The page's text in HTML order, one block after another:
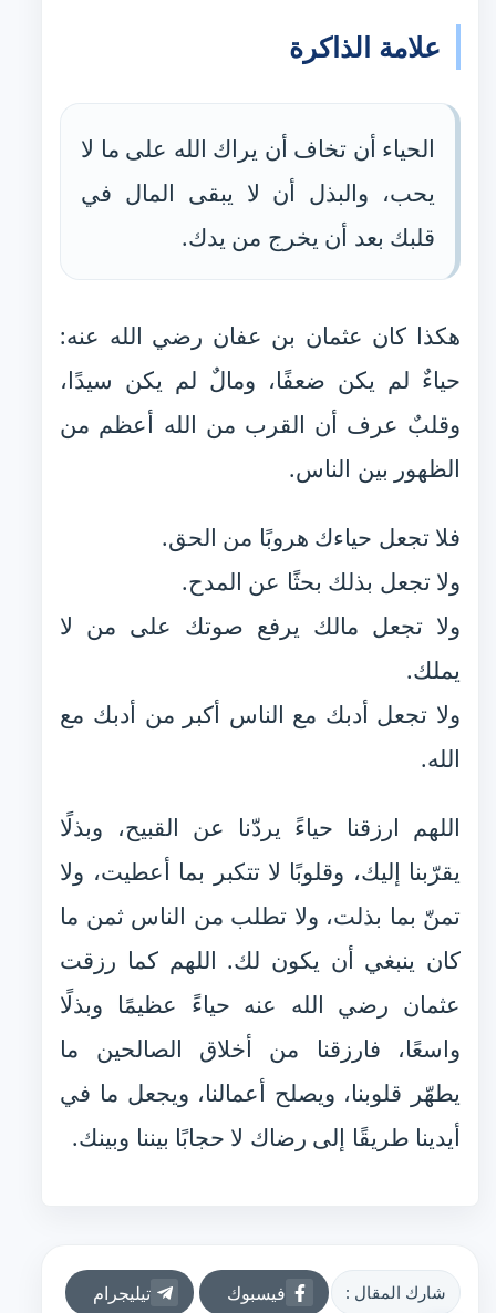
علامة الذاكرة
الحياء أن تخاف أن يراك الله على ما لا
يحب، والبذل أن لا يبقى المال في
قلبك بعد أن يخرج من يدك.
هكذا كان عثمان بن عفان رضي الله عنه:
حياءٌ لم يكن ضعفًا، ومالٌ لم يكن سيدًا،
وقلبٌ عرف أن القرب من الله أعظم من
الظهور بين الناس.
فلا تجعل حياءك هروبًا من الحق.
ولا تجعل بذلك بحثًا عن المدح.
ولا تجعل مالك يرفع صوتك على من لا
يملك.
ولا تجعل أدبك مع الناس أكبر من أدبك مع
الله.
اللهم ارزقنا حياءً يردّنا عن القبيح، وبذلًا
يقرّبنا إليك، وقلوبًا لا تتكبر بما أعطيت، ولا
تمنّ بما بذلت، ولا تطلب من الناس ثمن ما
كان ينبغي أن يكون لك. اللهم كما رزقت
عثمان رضي الله عنه حياءً عظيمًا وبذلًا
واسعًا، فارزقنا من أخلاق الصالحين ما
يطهّر قلوبنا، ويصلح أعمالنا، ويجعل ما في
أيدينا طريقًا إلى رضاك لا حجابًا بيننا وبينك.
شارك المقال : فيسبوك تيليجرام